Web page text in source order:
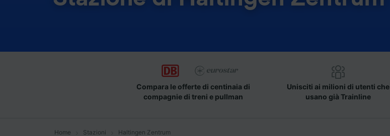
Compara le offerte di centinaia di
compagnie di treni e pullman
Unisciti ai milioni di utenti che
usano già Trainline
Home Stazioni Haltingen Zentrum